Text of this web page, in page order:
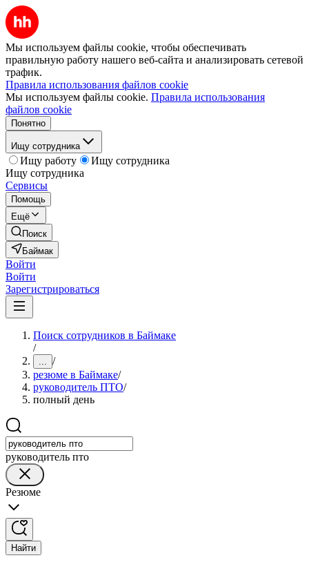
Мы используем файлы cookie, чтобы обеспечивать
правильную работу нашего веб-сайта и анализировать сетевой
трафик.
Правила использования файлов cookie
Мы используем файлы cookie. Правила использования
файлов cookie
Понятно
Ищу сотрудника
Ищу работу
Ищу сотрудника
Ищу сотрудника
Сервисы
Помощь
Ещё
Поиск
Баймак
Войти
Войти
Зарегистрироваться
Поиск сотрудников в Баймаке
/
... /
резюме в Баймаке/
руководитель ПТО/
полный день
руководитель пто
Резюме
Найти